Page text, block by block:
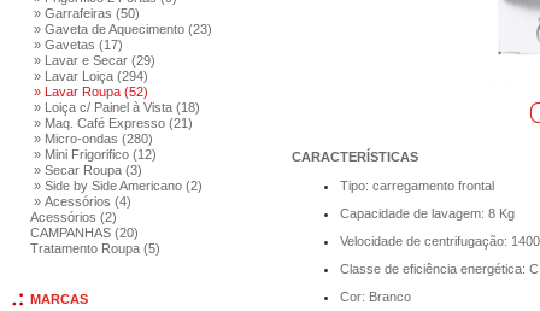
» Garrafeiras (50)
» Gaveta de Aquecimento (23)
» Gavetas (17)
» Lavar e Secar (29)
» Lavar Loiça (294)
» Lavar Roupa (52)
» Loiça c/ Painel à Vista (18)
» Maq. Café Expresso (21)
» Micro-ondas (280)
» Mini Frigorifico (12)
» Secar Roupa (3)
» Side by Side Americano (2)
» Acessórios (4)
Acessórios (2)
CAMPANHAS (20)
Tratamento Roupa (5)
MARCAS
CARACTERÍSTICAS
Tipo: carregamento frontal
Capacidade de lavagem: 8 Kg
Velocidade de centrifugação:
Classe de eficiência energética: C
Cor: Branco